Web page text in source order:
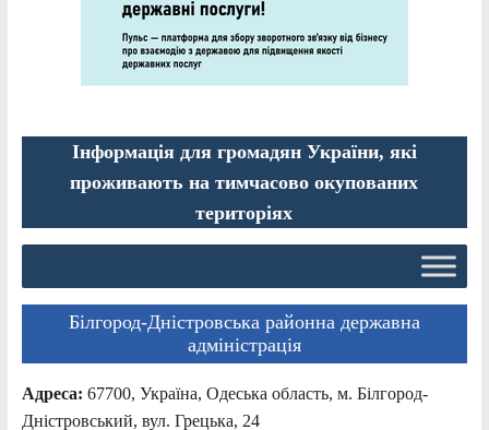
Інформація для громадян України, які
проживають на тимчасово окупованих
територіях
Білгород-Дністровська районна державна
адміністрація
Адреса: 67700, Україна, Одеська область, м. Білгород-
Дністровський, вул. Грецька, 24